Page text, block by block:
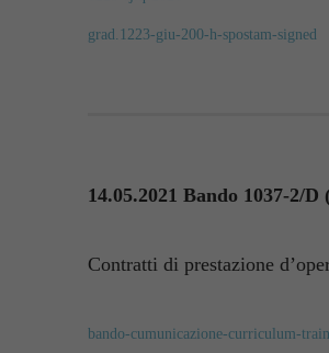
grad.1223-giu-200-h-spostam-signed
14.05.2021 Bando 1037-2/
Contratti di prestazione
bando-cumunicazione-curriculum-